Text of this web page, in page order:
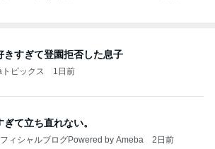
きすぎて登園拒否した息子
ピックス 1日前
ぎて立ち直れない。
ィシャルブログPowered by Ameba 2日前